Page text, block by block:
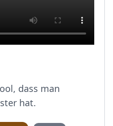
dass man
hat.